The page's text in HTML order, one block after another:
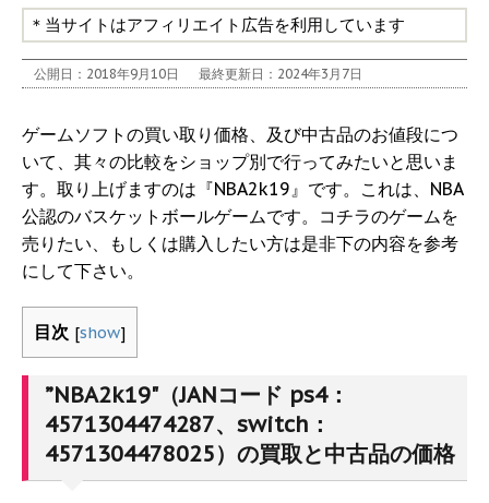
＊当サイトはアフィリエイト広告を利用しています
公開日：2018年9月10日 最終更新日：2024年3月7日
ゲームソフトの買い取り価格、及び中古品のお値段につ
いて、其々の比較をショップ別で行ってみたいと思いま
す。取り上げますのは『NBA2k19』です。これは、NBA
公認のバスケットボールゲームです。コチラのゲームを
売りたい、もしくは購入したい方は是非下の内容を参考
にして下さい。
目次 [show]
”NBA2k19"（JANコード ps4：
4571304474287、switch：
4571304478025）の買取と中古品の価格